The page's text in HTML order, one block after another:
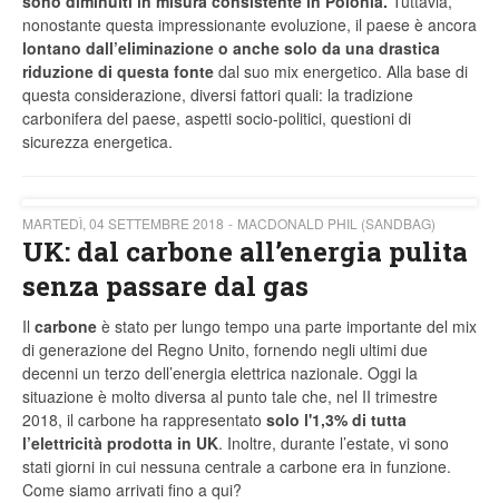
nonostante questa impressionante evoluzione, il paese è ancora
lontano dall’eliminazione o anche solo da una drastica
riduzione di questa fonte dal suo mix energetico. Alla base di
questa considerazione, diversi fattori quali: la tradizione
carbonifera del paese, aspetti socio-politici, questioni di
sicurezza energetica.
MARTEDÌ, 04 SETTEMBRE 2018 MACDONALD PHIL (SANDBAG)
UK: dal carbone all’energia pulita
senza passare dal gas
Il carbone è stato per lungo tempo una parte importante del mix
di generazione del Regno Unito, fornendo negli ultimi due
decenni un terzo dell’energia elettrica nazionale. Oggi la
situazione è molto diversa al punto tale che, nel II trimestre
2018, il carbone ha rappresentato solo l'1,3% di tutta
l’elettricità prodotta in UK. Inoltre, durante l’estate, vi sono
stati giorni in cui nessuna centrale a carbone era in funzione.
Come siamo arrivati fino a qui?